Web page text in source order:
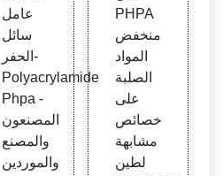
الحفر
-Poly
acryl
amid
e Ph
pa
عامل
سائل
الحفر-
Polyacrylamide
Phpa -
المصنعون
والمصنع
والموردين
PA من
خفض
المواد
الصلب
ة - س
وائل ا
لحفر
PHPA
منخفض
المواد
الصلبة
على
خصائص
مشابهة
لطين